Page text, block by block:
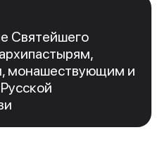
Святейшего
монашествующим и